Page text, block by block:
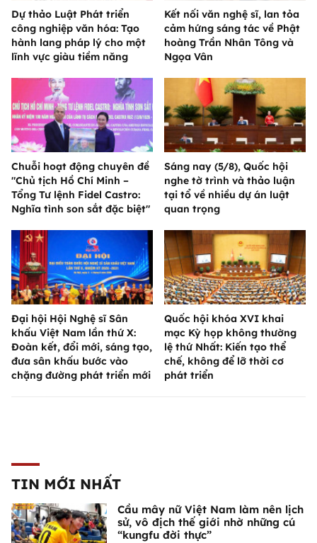
Dự thảo Luật Phát triển
công nghiệp văn hóa: Tạo
hành lang pháp lý cho một
lĩnh vực giàu tiềm năng
Kết nối văn nghệ sĩ, lan tỏa
cảm hứng sáng tác về Phật
hoàng Trần Nhân Tông và
Ngọa Vân
Chuỗi hoạt động chuyên đề
"Chủ tịch Hồ Chí Minh –
Tổng Tư lệnh Fidel Castro:
Nghĩa tình son sắt đặc biệt"
Sáng nay (5/8), Quốc hội
nghe tờ trình và thảo luận
tại tổ về nhiều dự án luật
quan trọng
Đại hội Hội Nghệ sĩ Sân
khấu Việt Nam lần thứ X:
Đoàn kết, đổi mới, sáng tạo,
đưa sân khấu bước vào
chặng đường phát triển mới
Quốc hội khóa XVI khai
mạc Kỳ họp không thường
lệ thứ Nhất: Kiến tạo thể
chế, không để lỡ thời cơ
phát triển
TIN MỚI NHẤT
Cầu mây nữ Việt Nam làm nên lịch
sử, vô địch thế giới nhờ những cú
“kungfu đời thực”